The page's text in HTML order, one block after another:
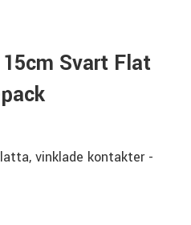
Svart Flat
vinklade kontakter -